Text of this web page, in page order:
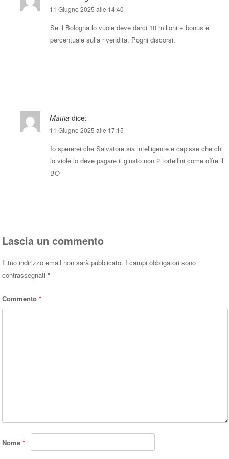
11 Giugno 2025 alle 14:40
Se il Bologna lo vuole deve darci 10 milioni + bonus e
percentuale sulla rivendita. Poghi discorsi.
Mattia dice:
11 Giugno 2025 alle 17:15
Io spererei che Salvatore sia intelligente e capisse che chi
lo viole lo deve pagare il giusto non 2 tortellini come offre il
BO
Lascia un commento
Il tuo indirizzo email non sarà pubblicato. I campi obbligatori sono
contrassegnati*
Commento*
Nome*